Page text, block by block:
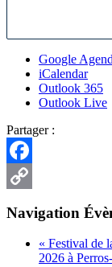
Google
iCalendar
Outlook 365
Outlook Live
Partager :
Facebook
Navigation
« Festival de
2026 à